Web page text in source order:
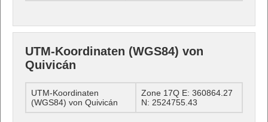
UTM-Koordinaten (WGS84) von
Quivicán
UTM-Koordinaten
(WGS84) von Quivicán
Zone 17Q E: 360864.27
N: 2524755.43